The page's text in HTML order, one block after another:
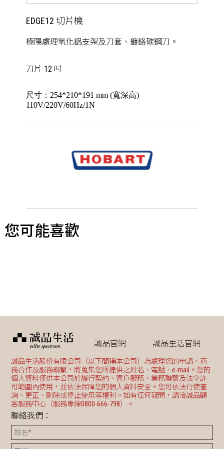
EDGE12 切片機
極陽處理氧化鋁支架及刀套、鍍鉻碳鋼刀。
刀片 12 吋
尺寸：254*210*191 mm (寬深高)
110V/220V/60Hz/1N
您可能喜歡
誠品官網 誠品生活官網
誠品生活股份有限公司（以下簡稱本公司）為處理您的申請、商
務合作及服務聯繫，將蒐集您所提供之姓名、電話、e-mail。您的
個人資料僅供本公司於履行契約、客戶服務、業務聯繫及法令許
可範圍內使用，並依法保障您的個人資料安全。您可依法行使查
詢、更正、刪除或停止使用等權利。如有任何疑問，請洽誠品顧
客服務中心（服務專線0800-666-798）。
聯絡我們：